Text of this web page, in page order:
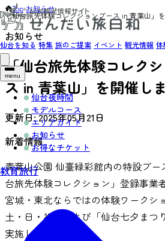
仙台を知る 特集 旅のご提案 イベント 観光情報 体
menu
仙台夜時間
モデルコース
エリアガイド
お知らせ
お得なチケット
教育旅行
Top›お知らせ›
「仙台旅先体験コレクションブース in 青葉山」
お知らせ
「仙台旅先体験コレク
ス in 青葉山」を開催し
更新日:2025年05月21日
新着情報
青葉山公園 仙臺緑彩館内の特設ブー
台旅先体験コレクション」登録事業
宮城・東北ならではの体験ワークシ
土・日・祝日および「仙台七夕まつ
実施します。